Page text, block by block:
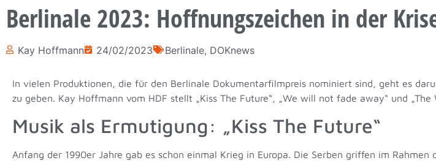
Berlinale 2023: Hoffnungszeichen in der
Kay Hoffmann 24/02/2023 Berlinale, DOKnews
In vielen Produktionen, die für den Berlinale Dokumentarfilmpreis nominiert sind, geht es
zu geben. Kay Hoffmann vom HDF stellt „Kiss The Future“, „We will not fade away“ und „The
Musik als Ermutigung: „Kiss The Future“
Anfang der 1990er Jahre gab es schon einmal Krieg in Europa. Die Serben griffen im